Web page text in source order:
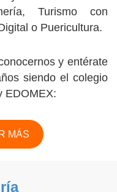
Turismo con
o Puericultura.
y entérate
siendo el colegio
EDOMEX:
MÁS